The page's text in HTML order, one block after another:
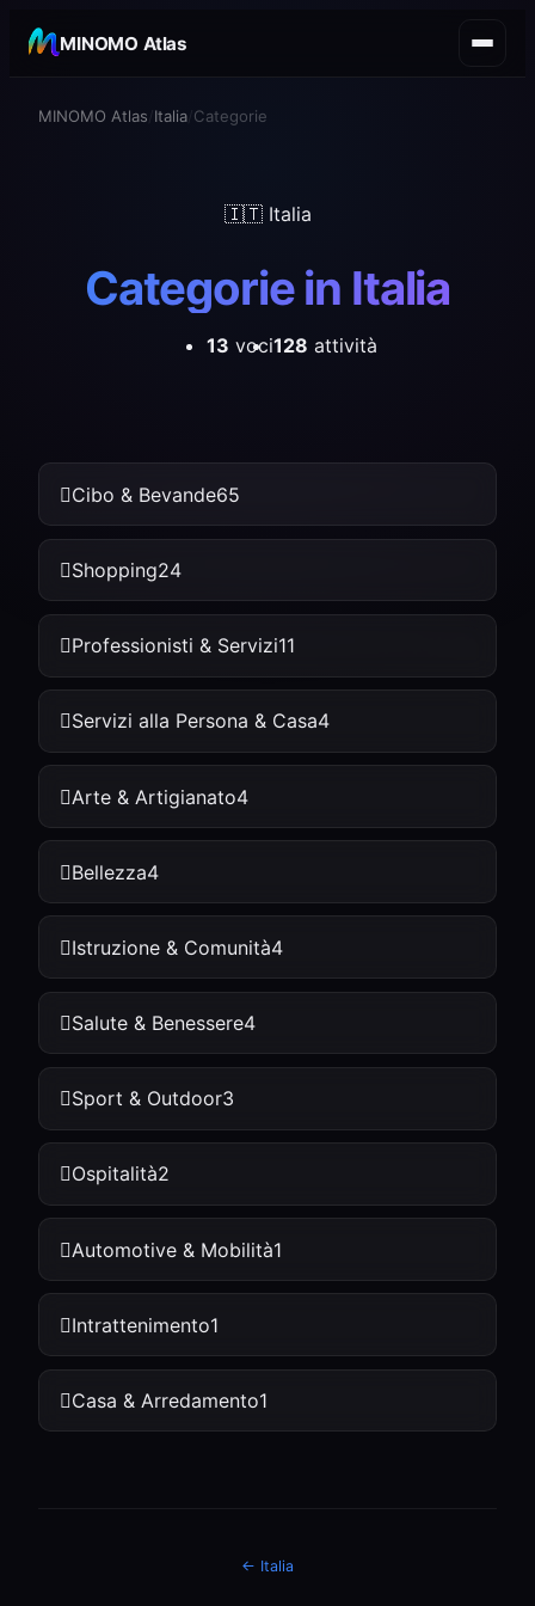
MINOMO Atlas
MINOMO Atlas Italia Categorie
🇮🇹 Italia
Categorie in Italia
13 voci128 attività
Cibo & Bevande65
Shopping24
Professionisti & Servizi11
Servizi alla Persona & Casa4
Arte & Artigianato4
Bellezza4
Istruzione & Comunità4
Salute & Benessere4
Sport & Outdoor3
Ospitalità2
Automotive & Mobilità1
Intrattenimento1
Casa & Arredamento1
← Italia